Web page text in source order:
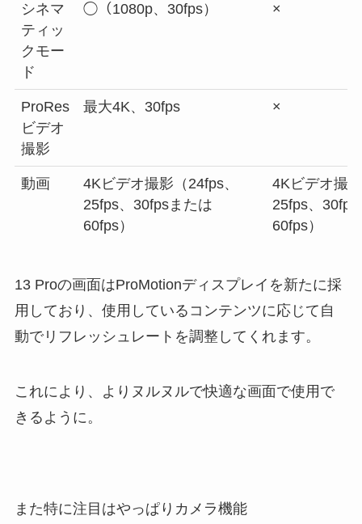
シネマ
ティッ
クモー
ド
◯（1080p、30fps） ×
ProRes
ビデオ
撮影
最大4K、30fps ×
動画
4Kビデオ撮影（24fps、
25fps、30fpsまたは
60fps）
4Kビデオ撮
25fps、30fps
60fps）
13 Proの画面はProMotionディスプレイを新たに採
用しており、使用しているコンテンツに応じて自
動でリフレッシュレートを調整してくれます。
これにより、よりヌルヌルで快適な画面で使用で
きるように。
また特に注目はやっぱりカメラ機能